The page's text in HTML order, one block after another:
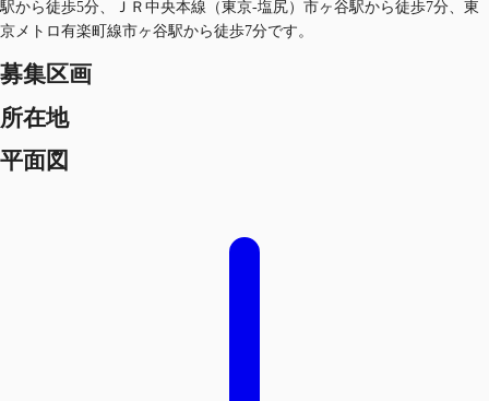
駅から徒歩5分、ＪＲ中央本線（東京-塩尻）市ヶ谷駅から徒歩7分、東
京メトロ有楽町線市ヶ谷駅から徒歩7分です。
募集区画
所在地
平面図